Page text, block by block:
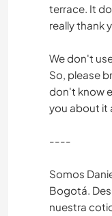
terrace. It
really thank
We don't
So, please
don't know
you about it
----
Somos
Bogotá.
nuestra